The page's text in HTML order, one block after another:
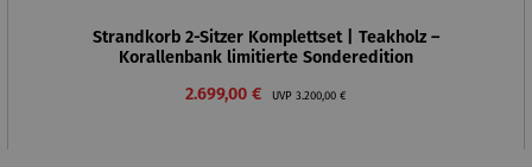
Strandkorb 2-Sitzer Komplettset | Teakholz –
Korallenbank limitierte Sonderedition
Verkaufspreis:
2.699,00 € UVP Regulärer Preis:
3.200,00 €